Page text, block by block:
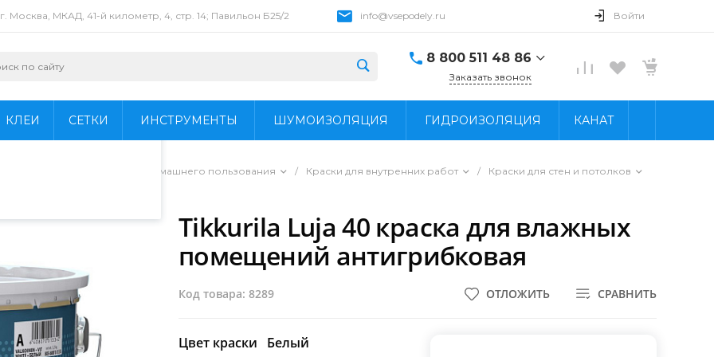
и
.
г. Москва, МКАД, 41-й километр, 4, стр. 14; Павильон Б25/2 info@vsepodely.ru Войти
8 800 511 48 86
г. Москва, МКАД, 41-
14; Павильон Б25/2
info@vsepodely.ru
Заказать звонок
КЛЕИ СЕТКИ ИНСТРУМЕНТЫ ШУМОИЗОЛЯЦИЯ ГИДРОИЗОЛЯЦИЯ КАНАТ
для профессионального и домашнего пользования / Краски для внутренних работ /
Краски для стен и потолков
Tikkurila Luja 40 краска для влажных
помещений антигрибковая
Код товара: 8289 СРАВНИТЬ
ОТЛОЖИТЬ
Цвет краски Белый